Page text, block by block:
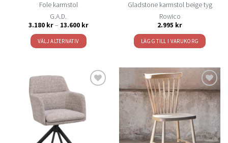
Fole karmstol
G.A.D.
3.180 kr – 13.600 krPrisintervall:
VÄLJ ALTERNATIV
produkten
har
flera
varianter.
De
olika
alternativen
Gladstone karmstol beige tyg
Rowico
2.995 kr
LÄGG TILL I VARUKORG
önskelistan
Lägg
önskelistan